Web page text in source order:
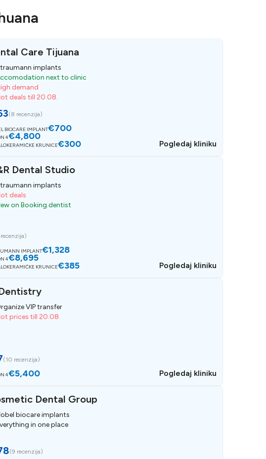
Care Tijuana
implants
next to clinic
demand
deals till 20.08.
(8 recenzija)
BIOCARE IMPLANT€700
4€4,800
KRUNICE€300 Pogledaj kliniku
Dental Studio
implants
deals
on Booking.dentist
)
IMPLANT€1,328
4€8,695
KRUNICE€385 Pogledaj kliniku
VIP transfer
prices till 20.08.
(10 recenzija)
4€5,400 Pogledaj kliniku
Dental Group
biocare implants
in one place
(9 recenzija)